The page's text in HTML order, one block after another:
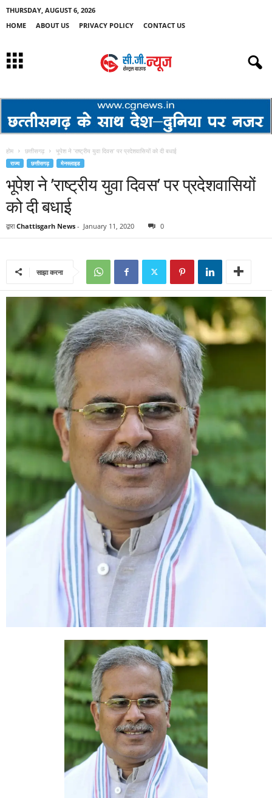
THURSDAY, AUGUST 6, 2026
HOME
ABOUT US PRIVACY POLICY CONTACT US
होम छत्तीसगढ़ भूपेश ने ’राष्ट्रीय युवा दिवस’ पर प्रदेशवासियों को दी बधाई
राज्य छत्तीसगढ़ मेनस्लाइड
भूपेश ने ’राष्ट्रीय युवा दिवस’ पर प्रदेशवासियों
को दी बधाई
द्वारा Chattisgarh News - January 11, 2020 0
साझा करना